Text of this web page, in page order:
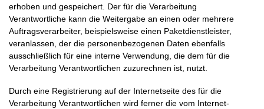
erhoben und gespeichert. Der für die Verarbeitung
Verantwortliche kann die Weitergabe an einen oder mehrere
Auftragsverarbeiter, beispielsweise einen Paketdienstleister,
veranlassen, der die personenbezogenen Daten ebenfalls
ausschließlich für eine interne Verwendung, die dem für die
Verarbeitung Verantwortlichen zuzurechnen ist, nutzt.
Durch eine Registrierung auf der Internetseite des für die
Verarbeitung Verantwortlichen wird ferner die vom Internet-